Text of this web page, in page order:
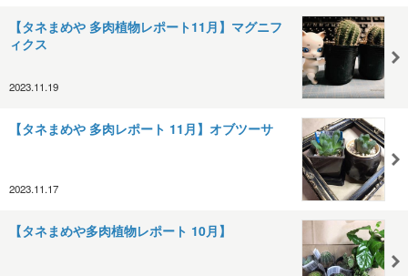
【タネまめや 多肉植物レポート11月】マグニフ
ィクス
2023.11.19
【タネまめや 多肉レポート 11月】オブツーサ
2023.11.17
【タネまめや多肉植物レポート 10月】